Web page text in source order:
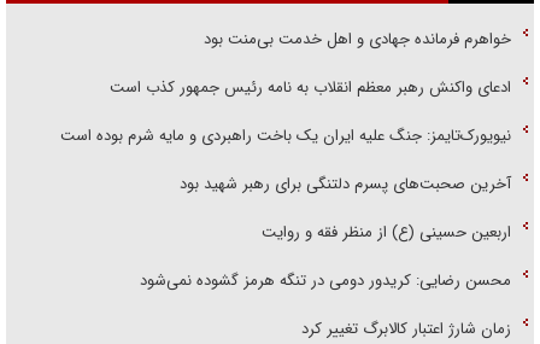
خواهرم فرمانده جهادی و اهل خدمت بی‌منت بود
ادعای واکنش رهبر معظم انقلاب به نامه رئیس جمهور کذب است
نیویورک‌تایمز: جنگ علیه ایران یک باخت راهبردی و مایه شرم بوده است
آخرین صحبت‌های پسرم دلتنگی برای رهبر شهید بود
اربعین حسینی (ع) از منظر فقه و روایت
محسن رضایی: کریدور دومی در تنگه هرمز گشوده نمی‌شود
زمان شارژ اعتبار کالابرگ تغییر کرد